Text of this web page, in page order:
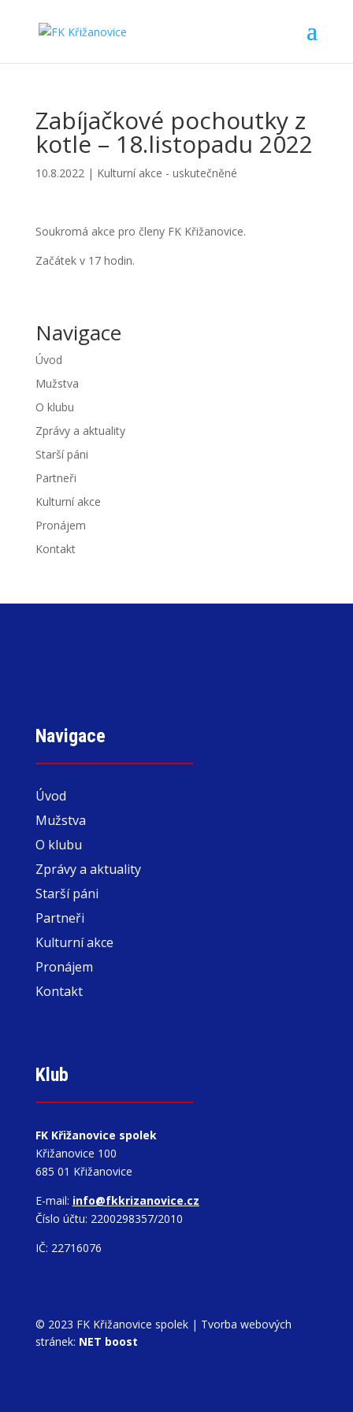
Zabíjačkové pochoutky z
kotle – 18.listopadu 2022
10.8.2022| Kulturní akce - uskutečněné
Soukromá akce pro členy FK Křižanovice.
Začátek v 17 hodin.
Navigace
Úvod
Mužstva
O klubu
Zprávy a aktuality
Starší páni
Partneři
Kulturní akce
Pronájem
Kontakt
Navigace
Úvod
Mužstva
O klubu
Zprávy a aktuality
Starší páni
Partneři
Kulturní akce
Pronájem
Kontakt
Klub
FK Křižanovice spolek
Křižanovice 100
685 01 Křižanovice
E-mail: info@fkkrizanovice.cz
Číslo účtu: 2200298357/2010
IČ: 22716076
© 2023 FK Křižanovice spolek | Tvorba webových
stránek: NET boost